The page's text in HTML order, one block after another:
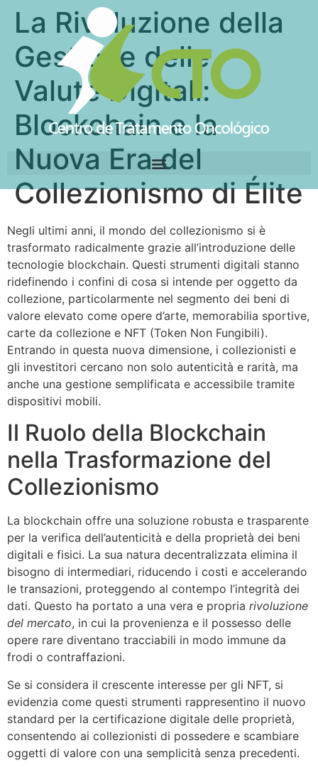
La Rivoluzione della
Gestione delle
Valute Digitali:
Blockchain e la
Nuova Era del
Collezionismo di Élite
Negli ultimi anni, il mondo del collezionismo si è
trasformato radicalmente grazie all’introduzione delle
tecnologie blockchain. Questi strumenti digitali stanno
ridefinendo i confini di cosa si intende per oggetto da
collezione, particolarmente nel segmento dei beni di
valore elevato come opere d’arte, memorabilia sportive,
carte da collezione e NFT (Token Non Fungibili).
Entrando in questa nuova dimensione, i collezionisti e
gli investitori cercano non solo autenticità e rarità, ma
anche una gestione semplificata e accessibile tramite
dispositivi mobili.
Il Ruolo della Blockchain
nella Trasformazione del
Collezionismo
La blockchain offre una soluzione robusta e trasparente
per la verifica dell’autenticità e della proprietà dei beni
digitali e fisici. La sua natura decentralizzata elimina il
bisogno di intermediari, riducendo i costi e accelerando
le transazioni, proteggendo al contempo l’integrità dei
dati. Questo ha portato a una vera e propria rivoluzione
del mercato, in cui la provenienza e il possesso delle
opere rare diventano tracciabili in modo immune da
frodi o contraffazioni.
Se si considera il crescente interesse per gli NFT, si
evidenzia come questi strumenti rappresentino il nuovo
standard per la certificazione digitale delle proprietà,
consentendo ai collezionisti di possedere e scambiare
oggetti di valore con una semplicità senza precedenti.